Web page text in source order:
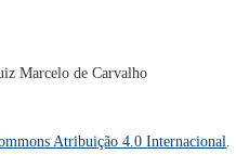
Marcelo de Carvalho
Atribuição 4.0 Internacional.